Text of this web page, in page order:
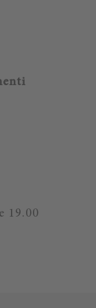
19.00